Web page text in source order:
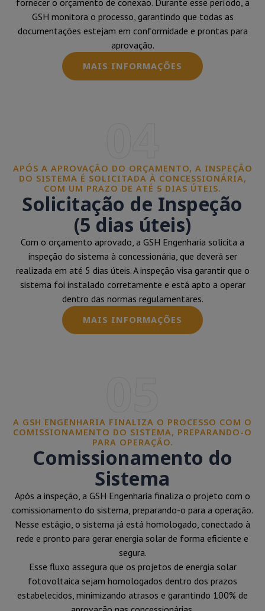
fornecer o orçamento de conexão. Durante esse período, a
GSH monitora o processo, garantindo que todas as
documentações estejam em conformidade e prontas para
aprovação.
MAIS INFORMAÇÕES
APÓS A APROVAÇÃO DO ORÇAMENTO, A INSPEÇÃO
DO SISTEMA É SOLICITADA À CONCESSIONÁRIA,
COM UM PRAZO DE ATÉ 5 DIAS ÚTEIS.
Solicitação de Inspeção
(5 dias úteis)
Com o orçamento aprovado, a GSH Engenharia solicita a
inspeção do sistema à concessionária, que deverá ser
realizada em até 5 dias úteis. A inspeção visa garantir que o
sistema foi instalado corretamente e está apto a operar
dentro das normas regulamentares.
MAIS INFORMAÇÕES
A GSH ENGENHARIA FINALIZA O PROCESSO COM O
COMISSIONAMENTO DO SISTEMA, PREPARANDO-O
PARA OPERAÇÃO.
Comissionamento do
Sistema
Após a inspeção, a GSH Engenharia finaliza o projeto com o
comissionamento do sistema, preparando-o para a operação.
Nesse estágio, o sistema já está homologado, conectado à
rede e pronto para gerar energia solar de forma eficiente e
segura.
Esse fluxo assegura que os projetos de energia solar
fotovoltaica sejam homologados dentro dos prazos
estabelecidos, minimizando atrasos e garantindo 100% de